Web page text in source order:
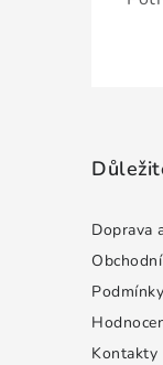
Doprava
Kontakty